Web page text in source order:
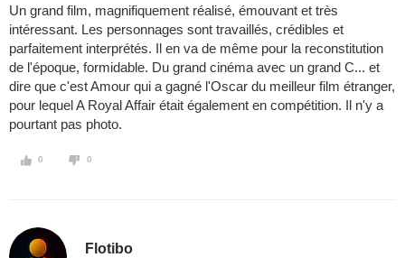
Un grand film, magnifiquement réalisé, émouvant et très
intéressant. Les personnages sont travaillés, crédibles et
parfaitement interprétés. Il en va de même pour la reconstitution
de l'époque, formidable. Du grand cinéma avec un grand C... et
dire que c'est Amour qui a gagné l'Oscar du meilleur film étranger,
pour lequel A Royal Affair était également en compétition. Il n'y a
pourtant pas photo.
0 0
Flotibo